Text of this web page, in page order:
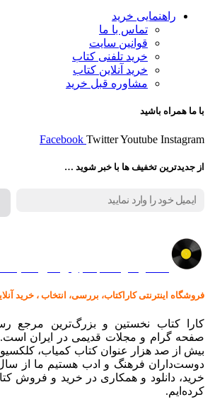
راهنمایی خرید
تماس با ما
قوانین سایت
خرید تلفنی کتاب
خرید آنلاین کتاب
مشاوره قبل خرید
با ما همراه باشید
Facebook TwitterYoutube Instagram
از جدیدترین تخفیف ها با خبر شوید …
فروشگاه اینترنتی کاراکتاب، بررسی، انتخاب ، خرید
کارا کتاب نخستین و بزرگ‌ترین مرجع
صفحه گرام و مجلات قدیمی در ایران است.
بیش از صد هزار عنوان کتاب کمیاب،
خرید، دانلود و همکاری در خرید و فروش
کرده‌ایم.